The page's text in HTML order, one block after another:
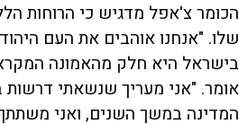
הכומר צ'אפל מדגיש כי הרוחות
שלו. "אנחנו אוהבים את העם
בישראל היא חלק מהאמונה
אומר. "אני מעריך שנשאתי דרשות
המדינה במשך השנים, ואני